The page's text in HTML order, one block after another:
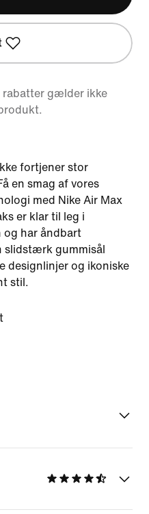
rabatter gælder ikke
fortjener stor
en smag af vores
med Nike Air Max
er klar til leg i
og har åndbart
slidstærk gummisål
designlinjer og ikoniske
stil.